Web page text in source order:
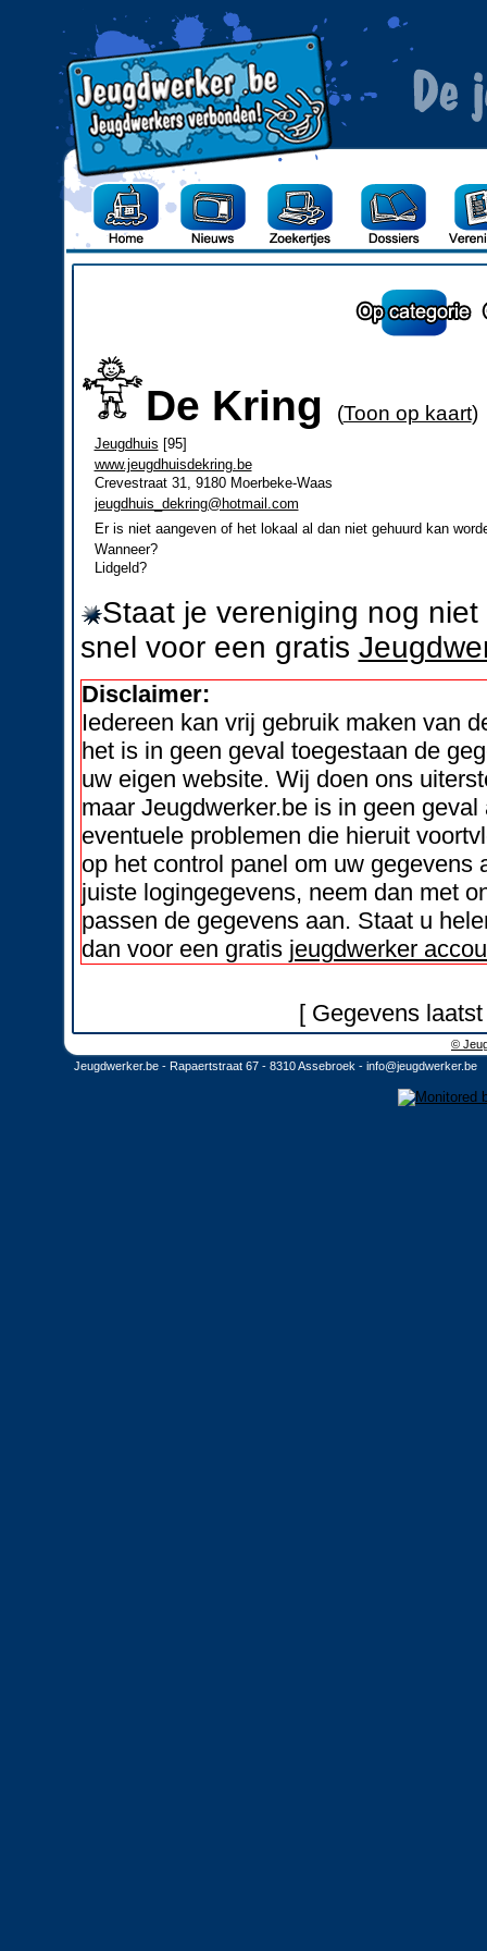
De Kring (Toon op kaart)
Jeugdhuis [95]
www.jeugdhuisdekring.be
Crevestraat 31, 9180 Moerbeke-Waas
jeugdhuis_dekring@hotmail.com
Er is niet aangeven of het lokaal al dan niet gehuurd kan
Wanneer?
Lidgeld?
Staat je vereniging nog
snel voor een gratis
Disclaimer:
Iedereen kan vrij gebruik maken van
het is in geen geval toegestaan de
uw eigen website. Wij doen ons
maar Jeugdwerker.be is in geen
eventuele problemen die hieruit
op het control panel om uw
juiste logingegevens, neem dan met
passen de gegevens aan. Staat u
dan voor een gratis jeugdwerker
[ Gegevens
©
Jeugdwerker.be - Rapaertstraat 67 - 8310 Assebroek - info@jeugdwerker.be